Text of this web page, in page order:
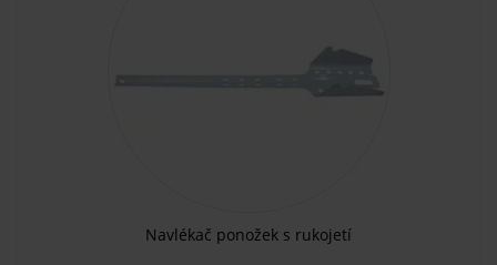
Navlékač ponožek s rukojetí